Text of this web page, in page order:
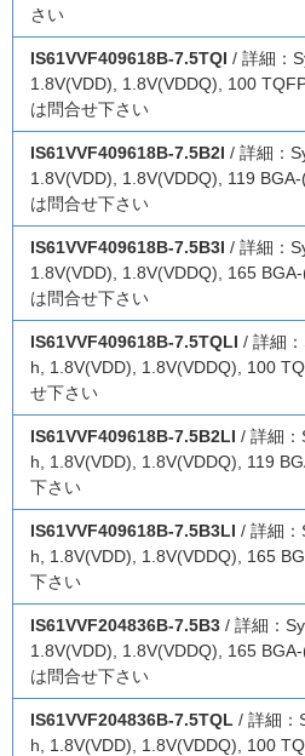
さい
IS61VVF409618B-7.5TQI / 詳細：
1.8V(VDD), 1.8V(VDDQ), 100
は問合せ下さい
IS61VVF409618B-7.5B2I / 詳細：
1.8V(VDD), 1.8V(VDDQ), 119
は問合せ下さい
IS61VVF409618B-7.5B3I / 詳細：
1.8V(VDD), 1.8V(VDDQ), 165
は問合せ下さい
IS61VVF409618B-7.5TQLI / 詳細
h, 1.8V(VDD), 1.8V(VDDQ), 100
せ下さい
IS61VVF409618B-7.5B2LI / 詳細
h, 1.8V(VDD), 1.8V(VDDQ), 119
下さい
IS61VVF409618B-7.5B3LI / 詳細
h, 1.8V(VDD), 1.8V(VDDQ), 165
下さい
IS61VVF204836B-7.5B3 / 詳細：
1.8V(VDD), 1.8V(VDDQ), 165
は問合せ下さい
IS61VVF204836B-7.5TQL / 詳細：
h, 1.8V(VDD), 1.8V(VDDQ), 100